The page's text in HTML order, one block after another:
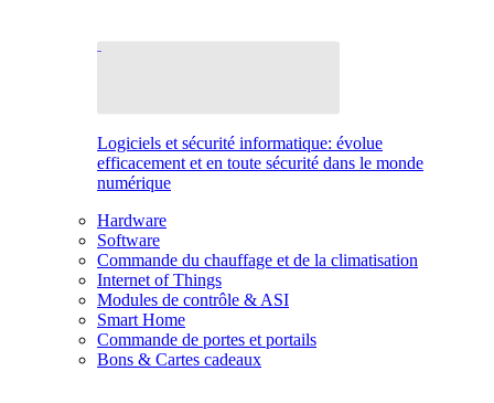
Logiciels et sécurité informatique: évolue
efficacement et en toute sécurité dans le monde
numérique
Hardware
Software
Commande du chauffage et de la climatisation
Internet of Things
Modules de contrôle & ASI
Smart Home
Commande de portes et portails
Bons & Cartes cadeaux